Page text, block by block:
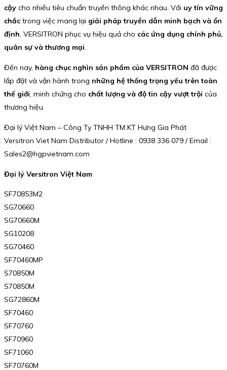
cậy cho nhiều tiêu chuẩn truyền thông khác nhau. Với uy tín vững
chắc trong việc mang lại giải pháp truyền dẫn minh bạch và ổn
định, VERSITRON phục vụ hiệu quả cho các ứng dụng chính phủ,
quân sự và thương mại.
Đến nay, hàng chục nghìn sản phẩm của VERSITRON đã được
lắp đặt và vận hành trong những hệ thống trọng yếu trên toàn
thế giới, minh chứng cho chất lượng và độ tin cậy vượt trội của
thương hiệu.
Đại lý Việt Nam – Công Ty TNHH TM KT Hưng Gia Phát
Versitron Viet Nam Distributor / Hotline : 0938 336 079 / Email :
Sales2@hgpvietnam.com
Đại lý Versitron Việt Nam
SF70853M2
SG70660
SG70660M
SG10208
SG70460
SF70460MP
S70850M
S70850M
SG72860M
SF70460
SF70760
SF70960
SF71060
SF70760M